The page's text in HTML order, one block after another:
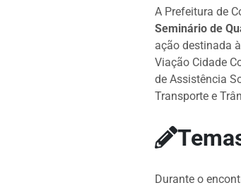
at
s
A
p
p
c
e
b
o
o
k
A Prefeitura de
Seminário de
ação destinada
Viação Cidade
de Assistência
Transporte e
Durante o